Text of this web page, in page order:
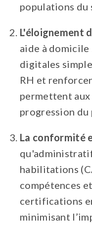
populations du
L'éloignement
aide à domicile
digitales
RH et
permettent aux
progression du
La conformité
habilitations
compétences
certifications
minimisant